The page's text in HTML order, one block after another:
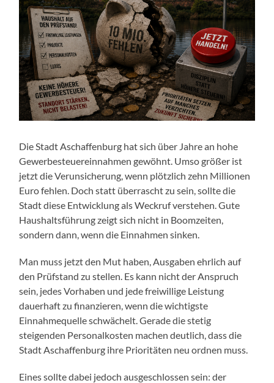
Die Stadt Aschaffenburg hat sich über Jahre an hohe
Gewerbesteuereinnahmen gewöhnt. Umso größer ist
jetzt die Verunsicherung, wenn plötzlich zehn Millionen
Euro fehlen. Doch statt überrascht zu sein, sollte die
Stadt diese Entwicklung als Weckruf verstehen. Gute
Haushaltsführung zeigt sich nicht in Boomzeiten,
sondern dann, wenn die Einnahmen sinken.
Man muss jetzt den Mut haben, Ausgaben ehrlich auf
den Prüfstand zu stellen. Es kann nicht der Anspruch
sein, jedes Vorhaben und jede freiwillige Leistung
dauerhaft zu finanzieren, wenn die wichtigste
Einnahmequelle schwächelt. Gerade die stetig
steigenden Personalkosten machen deutlich, dass die
Stadt Aschaffenburg ihre Prioritäten neu ordnen muss.
Eines sollte dabei jedoch ausgeschlossen sein: der